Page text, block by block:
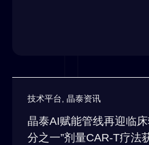
技术平台, 晶泰资讯
晶泰AI赋能管线再迎临
分之一”剂量CAR-T疗法